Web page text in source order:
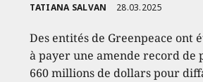
TATIANA SALVAN 28.03.2025
Des entités de Greenpeace ont
à payer une amende record de
660 millions de dollars pour